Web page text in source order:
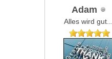
Adam
Alles wird gut....